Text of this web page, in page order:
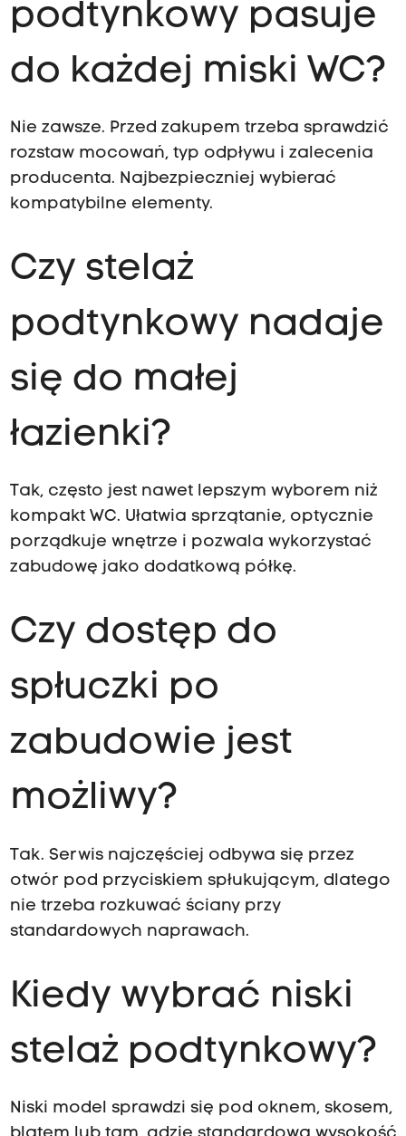
podtynkowy pasuje
do każdej miski WC?
Nie zawsze. Przed zakupem trzeba sprawdzić
rozstaw mocowań, typ odpływu i zalecenia
producenta. Najbezpieczniej wybierać
kompatybilne elementy.
Czy stelaż
podtynkowy nadaje
się do małej
łazienki?
Tak, często jest nawet lepszym wyborem niż
kompakt WC. Ułatwia sprzątanie, optycznie
porządkuje wnętrze i pozwala wykorzystać
zabudowę jako dodatkową półkę.
Czy dostęp do
spłuczki po
zabudowie jest
możliwy?
Tak. Serwis najczęściej odbywa się przez
otwór pod przyciskiem spłukującym, dlatego
nie trzeba rozkuwać ściany przy
standardowych naprawach.
Kiedy wybrać niski
stelaż podtynkowy?
Niski model sprawdzi się pod oknem, skosem,